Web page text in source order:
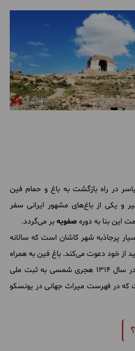
در راه بازگشت به باغ و حمام فین
و یکی از باغ‌های مشهور ایرانی سفر
این بنا به دوره صفویهبر می‌گردد.
پرجاذبه شهر کاشان است که سالانه
از خود دعوت می‌کند. باغ فین به همراه
مجموعه‌های پیرامونش در سال 1314 هجری شمسی به ثبت ملی
در فهرست میراث جهانی در یونسکو